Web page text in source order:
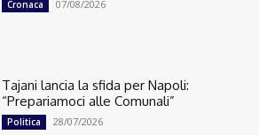
Cronaca 07/08/2026
Tajani lancia la sfida per Napoli:
“Prepariamoci alle Comunali”
Politica 28/07/2026